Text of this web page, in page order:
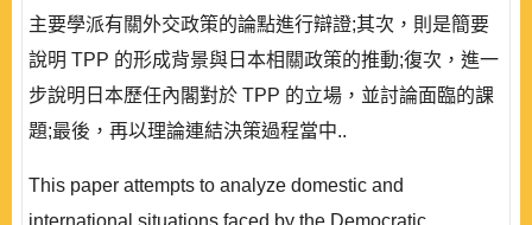
主要學派有關外交政策的論點進行辯證;其次，則是簡要
說明 TPP 的形成背景與日本相關政策的推動;復次，進一
步說明日本歷任內閣對於 TPP 的立場，並討論面臨的課
題;最後，再以理論連結決策過程當中..
This paper attempts to analyze domestic and
international situations faced by the Democratic